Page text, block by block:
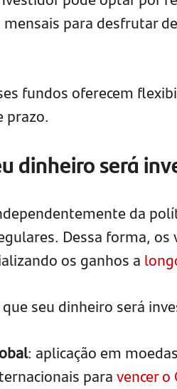
para desfrutar
fundos oferecem
prazo.
dinheiro será
da
Dessa forma,
os ganhos a
seu dinheiro será
: aplicação em
paravencer o